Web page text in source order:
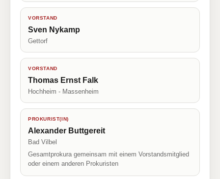
VORSTAND
Sven Nykamp
Gettorf
VORSTAND
Thomas Ernst Falk
Hochheim - Massenheim
PROKURIST(IN)
Alexander Buttgereit
Bad Vilbel
Gesamtprokura gemeinsam mit einem Vorstandsmitglied
oder einem anderen Prokuristen